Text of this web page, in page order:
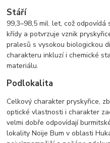
Stáří
99,3–98,5 mil. let, což
křídy a potvrzuje vznik
pralesů s vysokou biologickou
charakteru inkluzí i chemické
materiálu.
Podlokalita
Celkový charakter pryskyřice,
optické vlastnosti i charakter
velmi dobře odpovídají
lokality Noije Bum v oblasti